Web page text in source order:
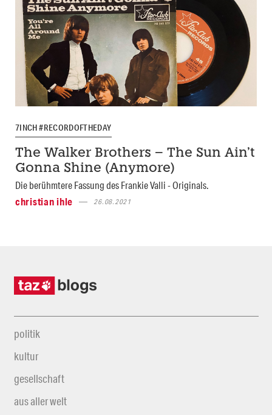
7INCH #RECORDOFTHEDAY
The Walker Brothers – The Sun Ain’t
Gonna Shine (Anymore)
Die berühmtere Fassung des Frankie Valli - Originals.
christian ihle
26.08.2021
politik
kultur
gesellschaft
aus aller welt